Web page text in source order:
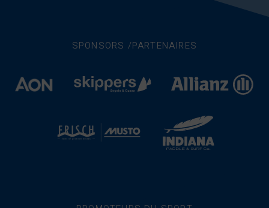
SPONSORS /PARTENAIRES